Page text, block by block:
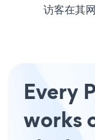
访客在其
Every
works